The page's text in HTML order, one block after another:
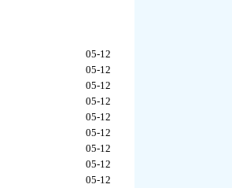
05-12
05-12
05-12
05-12
05-12
05-12
05-12
05-12
05-12